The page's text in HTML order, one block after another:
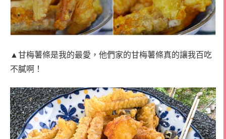
▲甘梅薯條是我的最愛，他們家的甘梅薯條真的讓我百吃
不膩啊！